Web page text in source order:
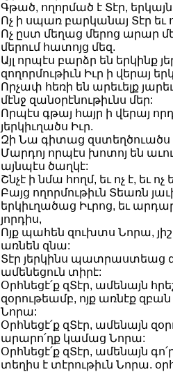
Գթած, ողորմած է Տէր,
Ոչ ի սպառ բարկանայ Տէր
Ոչ ըստ մեղաց մերոց արար
մերում հատոյց մեզ.
Այլ որպէս բարձր են երկինք
զողորմութիւն Իւր ի վերայ
Որչափ հեռի են արեւելք
մէնջ զանօրէնութիւնս մեր:
Որպէս գթայ հայր ի վերայ
յերկիւղածս Իւր.
Զի Նա գիտաց զստեղծուածս
Մարդոյ որպէս խոտոյ են
այնպէս ծաղկէ:
Շնչէ ի նմա հողմ, եւ ոչ է, եւ
Բայց ողորմութիւն Տեառն
երկիւղածաց Իւրոց, եւ
յորդիս,
Ոյք պահեն զուխտս Նորա,
առնեն զնա:
Տէր յերկինս պատրաստեաց
ամենեցուն տիրէ:
Օրհնեցէ՛ք զՏէր, ամենայն
զօրութեամբ, ոյք առնէք
Նորա:
Օրհնեցէ՛ք զՏէր, ամենայն
արարո՛ղք կամաց Նորա:
Օրհնեցէ՛ք զՏէր, ամենայն
տեղիս է տէրութիւն Նորա.